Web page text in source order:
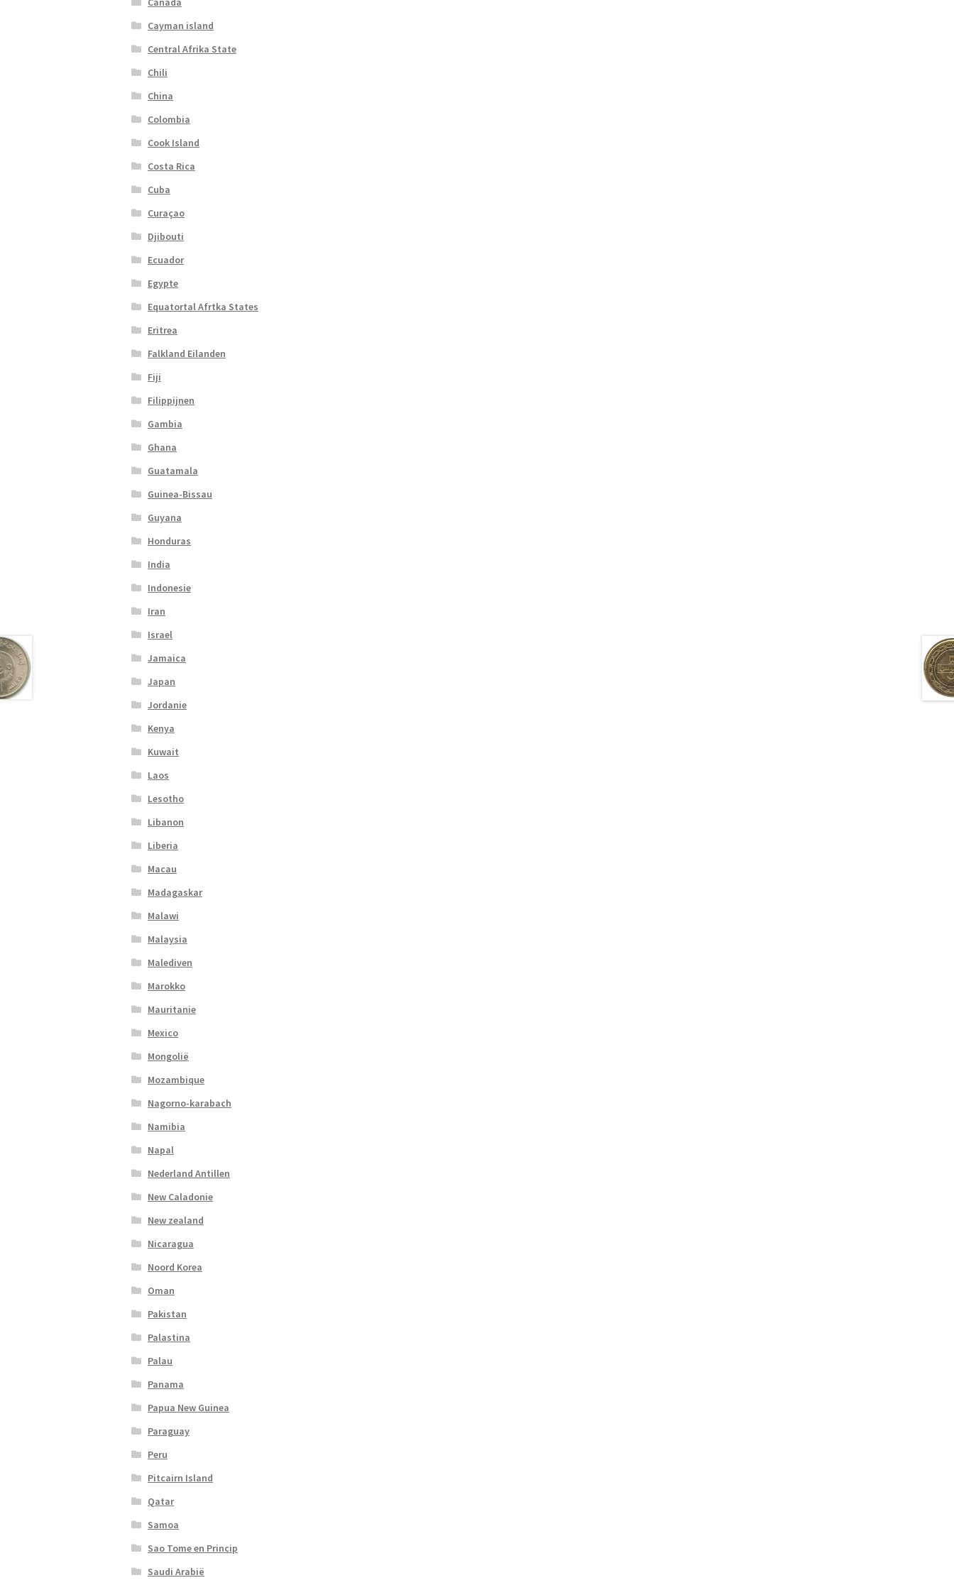
Cayman island
Central Afrika State
Chili
China
Colombia
Cook Island
Costa Rica
Cuba
Curaçao
Djibouti
Ecuador
Egypte
Equatortal Afrtka States
Eritrea
Falkland Eilanden
Fiji
Filippijnen
Gambia
Ghana
Guatamala
Guinea-Bissau
Guyana
Honduras
India
Indonesie
Iran
Israel
Jamaica
Japan
Jordanie
Kenya
Kuwait
Laos
Lesotho
Libanon
Liberia
Macau
Madagaskar
Malawi
Malaysia
Malediven
Marokko
Mauritanie
Mexico
Mongolië
Mozambique
Nagorno-karabach
Namibia
Napal
Nederland Antillen
New Caladonie
New zealand
Nicaragua
Noord Korea
Oman
Pakistan
Palastina
Palau
Panama
Papua New Guinea
Paraguay
Peru
Pitcairn Island
Qatar
Samoa
Sao Tome en Princip
Saudi Arabië